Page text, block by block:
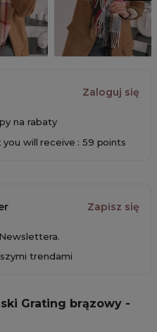
Zaloguj się
na rabaty
will receive : 59 points
Zapisz się
trendami
Grating brązowy -